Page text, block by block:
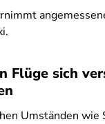
Flüge sich
Umständen wie